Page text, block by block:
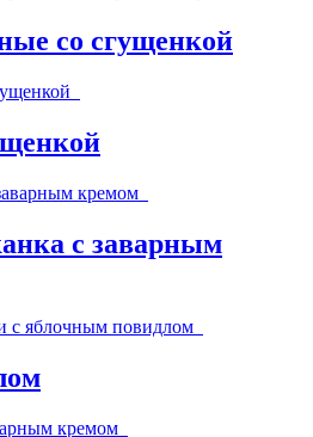
со сгущенкой
с заварным